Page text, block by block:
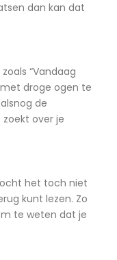
dan kan dat
“Vandaag
droge ogen te
de
over je
het toch niet
kunt lezen. Zo
te weten dat je